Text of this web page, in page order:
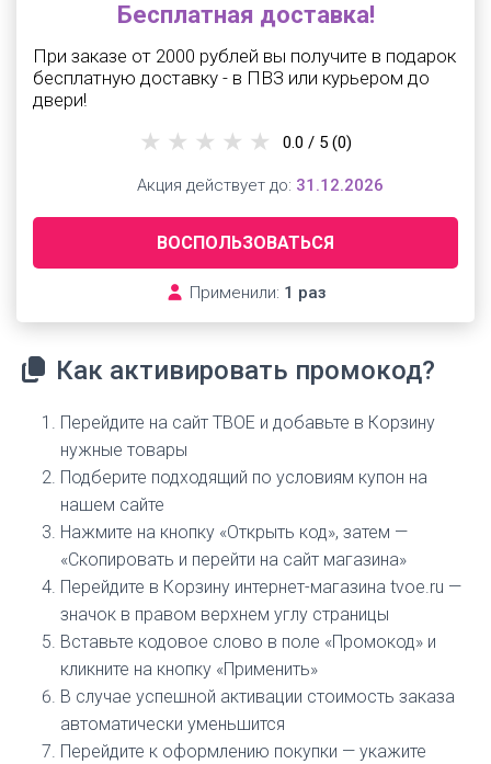
Бесплатная доставка!
При заказе от 2000 рублей вы получите в подарок
бесплатную доставку - в ПВЗ или курьером до
двери!
ВОСПОЛЬЗОВАТЬСЯ
Применили: 1 раз
0.0 / 5 (0)
Акция действует до: 31.12.2026
Как активировать промокод?
Перейдите на сайт ТВОЕ и добавьте в Корзину
нужные товары
Подберите подходящий по условиям купон на
нашем сайте
Нажмите на кнопку «Открыть код», затем —
«Скопировать и перейти на сайт магазина»
Перейдите в Корзину интернет-магазина tvoe.ru —
значок в правом верхнем углу страницы
Вставьте кодовое слово в поле «Промокод» и
кликните на кнопку «Применить»
В случае успешной активации стоимость заказа
автоматически уменьшится
Перейдите к оформлению покупки — укажите